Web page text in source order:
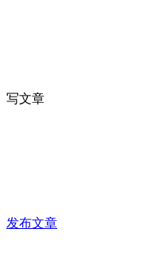
写文章
发布文章